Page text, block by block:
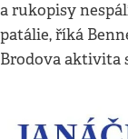
a rukopisy
patálie, říká
Brodova aktivita